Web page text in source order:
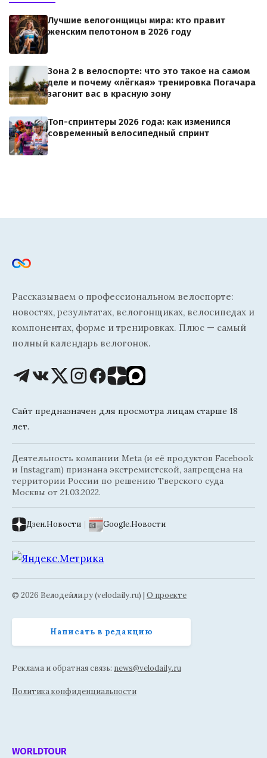
Лучшие велогонщицы мира: кто правит
женским пелотоном в 2026 году
Зона 2 в велоспорте: что это такое на самом
деле и почему «лёгкая» тренировка Погачара
загонит вас в красную зону
Топ-спринтеры 2026 года: как изменился
современный велосипедный спринт
Рассказываем о профессиональном велоспорте:
новостях, результатах, велогонщиках, велосипедах и
компонентах, форме и тренировках. Плюс — самый
полный календарь велогонок.
Сайт предназначен для просмотра лицам старше 18
лет.
Деятельность компании Meta (и её продуктов Facebook
и Instagram) признана экстремистской, запрещена на
территории России по решению Тверского суда
Москвы от 21.03.2022.
Дзен.Новости | Google.Новости
© 2026 Велодейли.ру (velodaily.ru) | О проекте
Написать в редакцию
Реклама и обратная связь: news@velodaily.ru
Политика конфиденциальности
WORLDTOUR